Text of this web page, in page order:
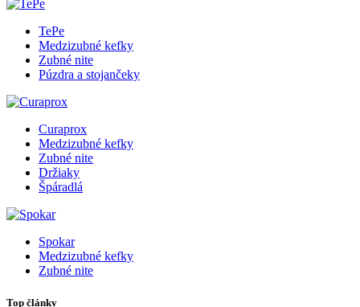
TePe
Medzizubné kefky
Zubné nite
Púzdra a stojančeky
Curaprox
Medzizubné kefky
Zubné nite
Držiaky
Špáradlá
Spokar
Medzizubné kefky
Zubné nite
Top články